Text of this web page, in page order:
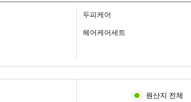
두피케어
헤어케어세트
원산지 전체